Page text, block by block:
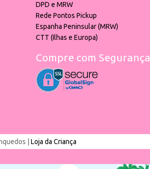
DPD e MRW
Rede Pontos Pickup
Espanha Peninsular (MRW)
CTT (Ilhas e Europa)
Compre com Segurança
| Loja da Criança